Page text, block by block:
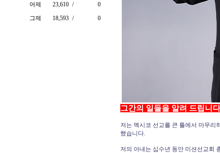
어제
23,610 /
0
그제
18,593 / 0
그간의 일들을 알려 드립니
저는 멕시코 선교를 큰 틀에서 마무리
했습니다.
저의 아내는 십수년 동안 미션선교회